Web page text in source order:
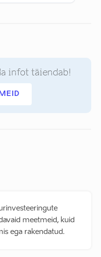
infot täiendab!
meetmeid, kuid
ega rakendatud.